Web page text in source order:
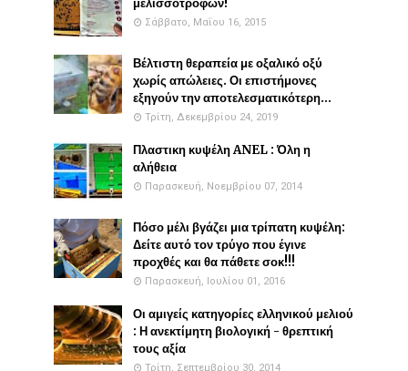
Σάββατο, Μαΐου 16, 2015
Βέλτιστη θεραπεία με οξαλικό οξύ
χωρίς απώλειες. Οι επιστήμονες
εξηγούν την αποτελεσματικότερη...
Τρίτη, Δεκεμβρίου 24, 2019
Πλαστικη κυψέλη ANEL : Όλη η
αλήθεια
Παρασκευή, Νοεμβρίου 07, 2014
Πόσο μέλι βγάζει μια τρίπατη κυψέλη:
Δείτε αυτό τον τρύγο που έγινε
προχθές και θα πάθετε σοκ!!!
Παρασκευή, Ιουλίου 01, 2016
Οι αμιγείς κατηγορίες ελληνικού μελιού
: Η ανεκτίμητη βιολογική - θρεπτική
τους αξία
Τρίτη, Σεπτεμβρίου 30, 2014